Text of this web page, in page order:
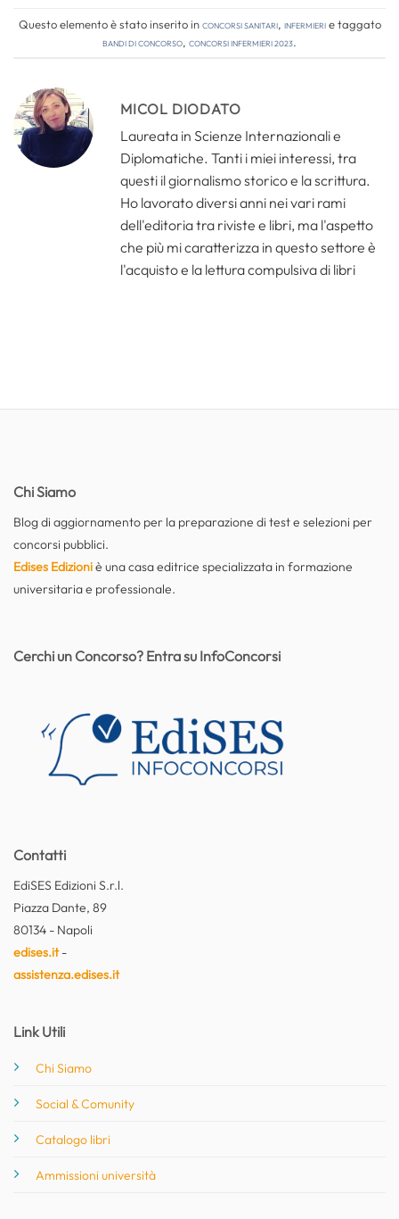
Questo elemento è stato inserito inConcorsi Sanitari, Infermierie taggato
bandi di concorso, concorsi infermieri 2023.
MICOL DIODATO
Laureata in Scienze Internazionali e
Diplomatiche. Tanti i miei interessi, tra
questi il giornalismo storico e la scrittura.
Ho lavorato diversi anni nei vari rami
dell'editoria tra riviste e libri, ma l'aspetto
che più mi caratterizza in questo settore è
l'acquisto e la lettura compulsiva di libri
Chi Siamo
Blog di aggiornamento per la preparazione di test e selezioni per
concorsi pubblici.
Edises Edizioniè una casa editrice specializzata in formazione
universitaria e professionale.
Contatti
EdiSES Edizioni S.r.l.
Piazza Dante, 89
80134 - Napoli
edises.it-
assistenza.edises.it
Link Utili
Chi Siamo
Social & Comunity
Catalogo libri
Ammissioni università
Cerchi un Concorso? Entra su InfoConcorsi